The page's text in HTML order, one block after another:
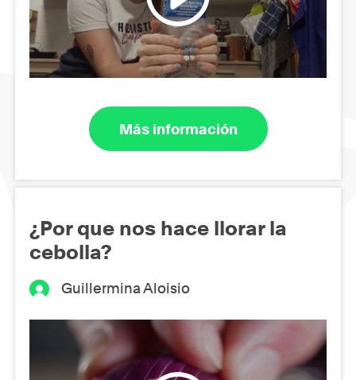
Más información
¿Por que nos hace llorar la
cebolla?
Guillermina Aloisio